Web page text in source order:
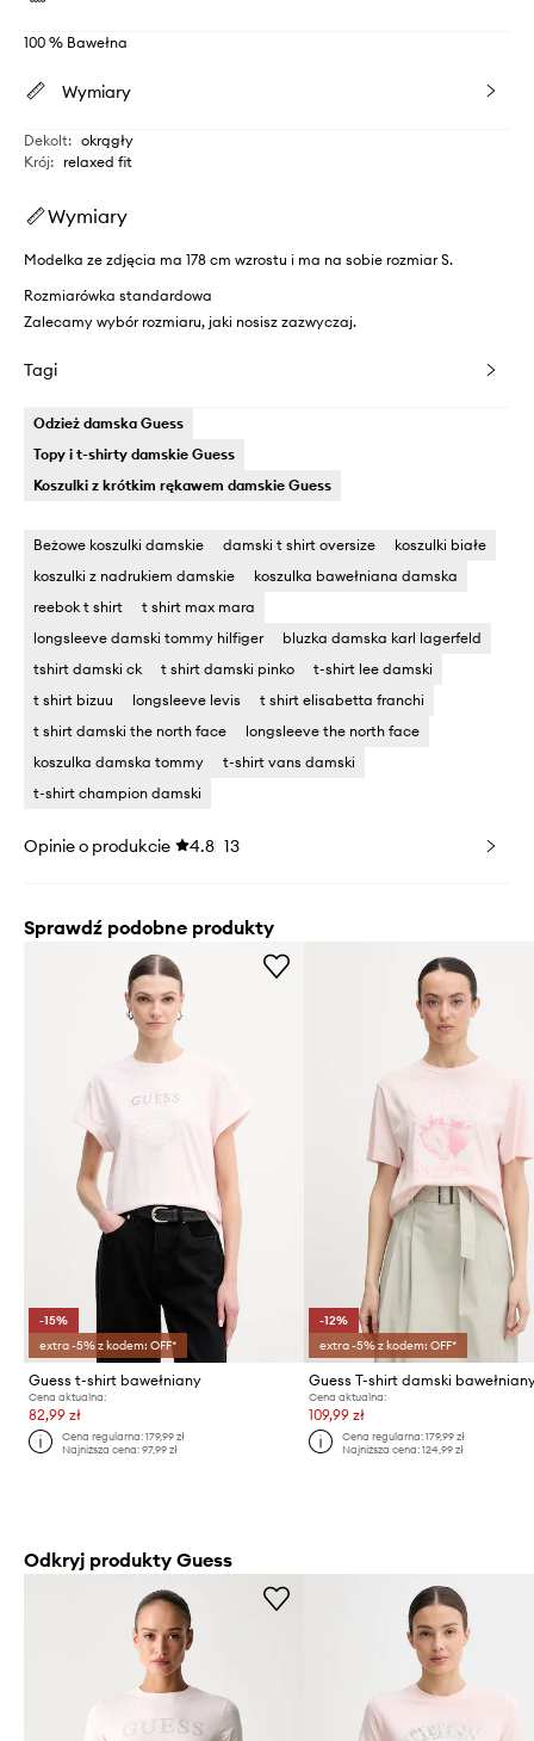
100 % Bawełna
Wymiary
Dekolt: okrągły
Krój: relaxed fit
Wymiary
Modelka ze zdjęcia ma 178 cm wzrostu i ma na sobie rozmiar S.
Rozmiarówka standardowa
Zalecamy wybór rozmiaru, jaki nosisz zazwyczaj.
Tagi
Odzież damska Guess
Topy i t-shirty damskie Guess
Koszulki z krótkim rękawem damskie Guess
Beżowe koszulki damskie damski t shirt oversize
koszulki białe
koszulki z nadrukiem damskie
koszulka bawełniana damska
reebok t shirt
t shirt max mara
longsleeve damski tommy hilfiger
bluzka damska karl lagerfeld
tshirt damski ck
t shirt damski pinko
t-shirt lee damski
t shirt bizuu
longsleeve levis
t shirt elisabetta franchi
t shirt damski the north face
longsleeve the north face
koszulka damska tommy
t-shirt vans damski
t-shirt champion damski
Opinie o produkcie 4.8 13
Sprawdź podobne produkty
-15%
extra -5% z kodem: OFF*
Guess t-shirt bawełniany
Cena aktualna:
82,99 zł
Cena regularna:179,99 zł
Najniższa cena:97,99 zł
-12%
extra -5% z kodem: OFF*
Guess T-shirt damski
Cena aktualna:
109,99 zł
Cena regularna: 179,99 zł
Najniższa cena: 124,99 zł
Odkryj produkty Guess